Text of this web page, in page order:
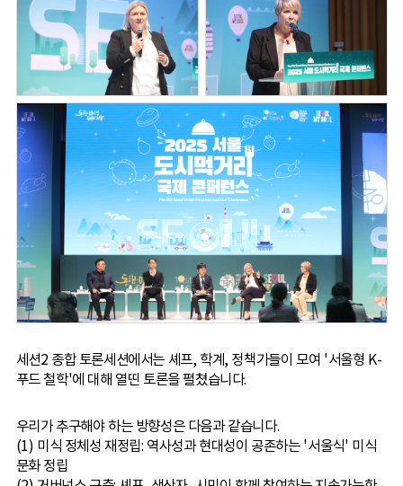
세션2 종합 토론세션에서는 셰프, 학계, 정책가들이 모여 '서울형 K-
푸드 철학'에 대해 열띤 토론을 펼쳤습니다.
우리가 추구해야 하는 방향성은 다음과 같습니다.
(1) 미식 정체성 재정립: 역사성과 현대성이 공존하는 '서울식' 미식
문화 정립